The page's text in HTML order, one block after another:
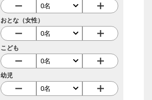
おとな（女性）
こども
幼児